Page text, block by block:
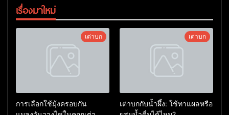
เรื่องมาใหม่
เต่าบก
การเลือกใช้มุ้งครอบกัน
เต่าบก
เต่าบกกับน้ำผึ้ง: ใช้ทาแผลหรือ